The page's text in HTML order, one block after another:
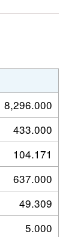
8,296.000
433.000
104.171
637.000
49.309
5.000